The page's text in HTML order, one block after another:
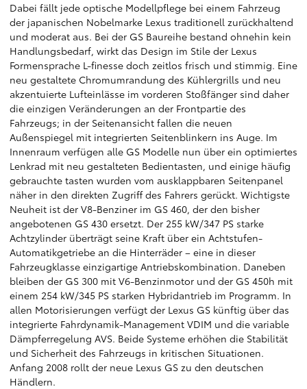
Dabei fällt jede optische Modellpflege bei einem Fahrzeug
der japanischen Nobelmarke Lexus traditionell zurückhaltend
und moderat aus. Bei der GS Baureihe bestand ohnehin kein
Handlungsbedarf, wirkt das Design im Stile der Lexus
Formensprache L-finesse doch zeitlos frisch und stimmig. Eine
neu gestaltete Chromumrandung des Kühlergrills und neu
akzentuierte Lufteinlässe im vorderen Stoßfänger sind daher
die einzigen Veränderungen an der Frontpartie des
Fahrzeugs; in der Seitenansicht fallen die neuen
Außenspiegel mit integrierten Seitenblinkern ins Auge. Im
Innenraum verfügen alle GS Modelle nun über ein optimiertes
Lenkrad mit neu gestalteten Bedientasten, und einige häufig
gebrauchte tasten wurden vom ausklappbaren Seitenpanel
näher in den direkten Zugriff des Fahrers gerückt. Wichtigste
Neuheit ist der V8-Benziner im GS 460, der den bisher
angebotenen GS 430 ersetzt. Der 255 kW/347 PS starke
Achtzylinder überträgt seine Kraft über ein Achtstufen-
Automatikgetriebe an die Hinterräder – eine in dieser
Fahrzeugklasse einzigartige Antriebskombination. Daneben
bleiben der GS 300 mit V6-Benzinmotor und der GS 450h mit
einem 254 kW/345 PS starken Hybridantrieb im Programm. In
allen Motorisierungen verfügt der Lexus GS künftig über das
integrierte Fahrdynamik-Management VDIM und die variable
Dämpferregelung AVS. Beide Systeme erhöhen die Stabilität
und Sicherheit des Fahrzeugs in kritischen Situationen.
Anfang 2008 rollt der neue Lexus GS zu den deutschen
Händlern.